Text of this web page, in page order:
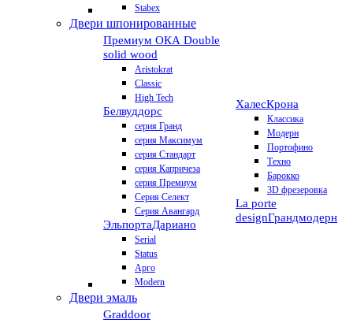
Stabex
Двери шпонированные
Премиум ОКА Double
solid wood
Aristokrat
Classic
High Tech
Белвуддорс
серия Гранд
серия Максимум
серия Стандарт
серия Капричеза
серия Премиум
Серия Селект
Серия Авангард
ЭльпортаДариано
Serial
Status
Арго
Modern
ХалесКрона
Классика
Модерн
Портофино
Техно
Барокко
3D фрезеровка
La porte
designГрандмодерн
Двери эмаль
Graddoor